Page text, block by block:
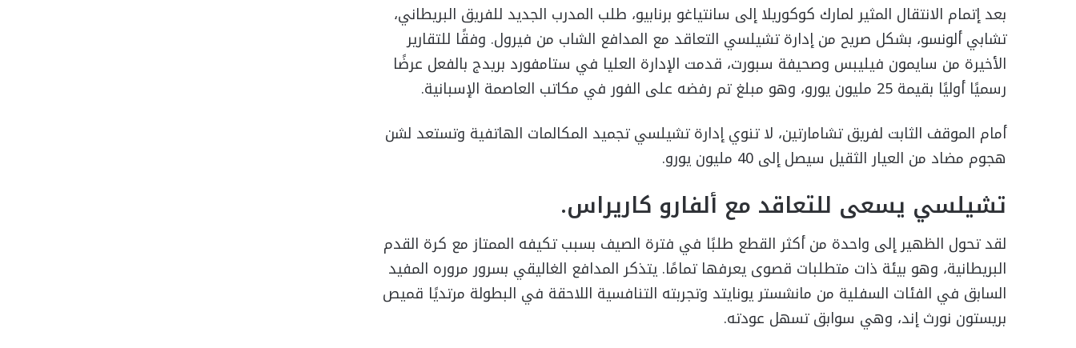
بعد إتمام الانتقال المثير لمارك كوكوريلا إلى سانتياغو برنابيو، طلب المدرب الجديد للفريق البريطاني،
تشابي ألونسو، بشكل صريح من إدارة تشيلسي التعاقد مع المدافع الشاب من فيرول. وفقًا للتقارير
الأخيرة من سايمون فيليبس وصحيفة سبورت، قدمت الإدارة العليا في ستامفورد بريدج بالفعل عرضًا
رسميًا أوليًا بقيمة 25 مليون يورو، وهو مبلغ تم رفضه على الفور في مكاتب العاصمة الإسبانية.
أمام الموقف الثابت لفريق تشامارتين، لا تنوي إدارة تشيلسي تجميد المكالمات الهاتفية وتستعد لشن
هجوم مضاد من العيار الثقيل سيصل إلى 40 مليون يورو.
تشيلسي يسعى للتعاقد مع ألفارو كاريراس.
لقد تحول الظهير إلى واحدة من أكثر القطع طلبًا في فترة الصيف بسبب تكيفه الممتاز مع كرة القدم
البريطانية، وهو بيئة ذات متطلبات قصوى يعرفها تمامًا. يتذكر المدافع الغاليقي بسرور مروره المفيد
السابق في الفئات السفلية من مانشستر يونايتد وتجربته التنافسية اللاحقة في البطولة مرتديًا قميص
بريستون نورث إند، وهي سوابق تسهل عودته.